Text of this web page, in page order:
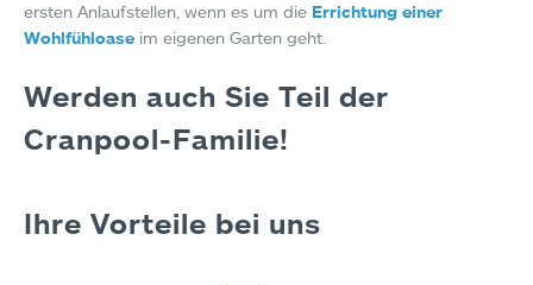
ersten Anlaufstellen, wenn es um die Errichtung einer
Wohlfühloase im eigenen Garten geht.
Werden auch Sie Teil der
Cranpool-Familie!
Ihre Vorteile bei uns